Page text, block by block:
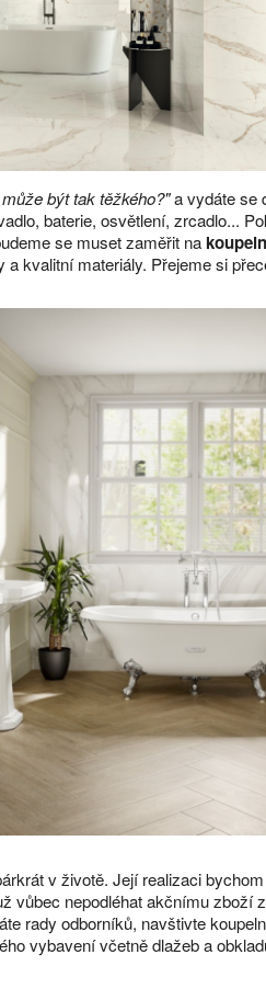
být tak těžkého?"a vydáte se
baterie, osvětlení, zrcadlo...
se muset zaměřit na
a kvalitní materiály. Přejeme si
v životě. Její realizaci
vůbec nepodléhat akčnímu zboží
rady odborníků, navštivte
vybavení včetně dlažeb a